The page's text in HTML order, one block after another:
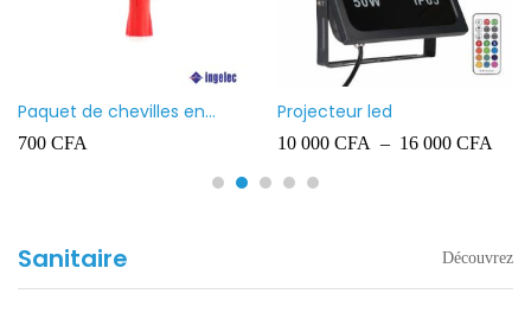
Paquet de chevilles en
plastique Ingelec – 8
700 CFA
Projecteur led
10 000 CFA – 16 000 CFA
Sanitaire Découvrez